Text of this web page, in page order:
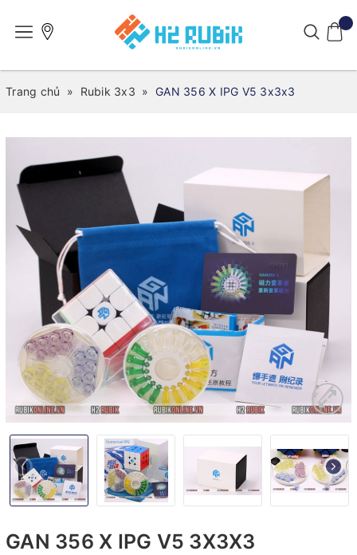
Trang chủ » Rubik 3x3 » GAN 356 X IPG V5 3x3x3
GAN 356 X IPG V5 3X3X3